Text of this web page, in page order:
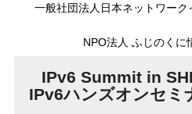
一般社団法人日本ネットワー
NPO法人 ふじのくに
IPv6 Summit in
IPv6ハンズオンセミ